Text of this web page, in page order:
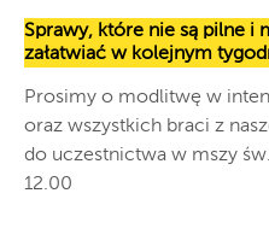
Sprawy, które nie są pilne i
załatwiać w kolejnym
Prosimy o modlitwę w
oraz wszystkich braci z
do uczestnictwa w mszy
12.00